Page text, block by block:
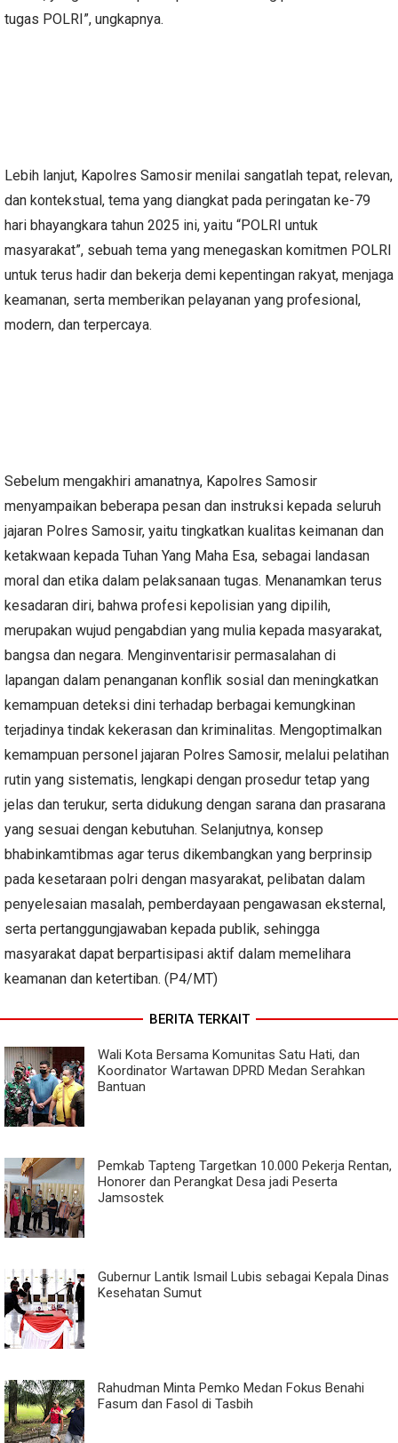
tugas POLRI”, ungkapnya.
Lebih lanjut, Kapolres Samosir menilai sangatlah tepat, relevan,
dan kontekstual, tema yang diangkat pada peringatan ke-79
hari bhayangkara tahun 2025 ini, yaitu “POLRI untuk
masyarakat”, sebuah tema yang menegaskan komitmen POLRI
untuk terus hadir dan bekerja demi kepentingan rakyat, menjaga
keamanan, serta memberikan pelayanan yang profesional,
modern, dan terpercaya.
Sebelum mengakhiri amanatnya, Kapolres Samosir
menyampaikan beberapa pesan dan instruksi kepada seluruh
jajaran Polres Samosir, yaitu tingkatkan kualitas keimanan dan
ketakwaan kepada Tuhan Yang Maha Esa, sebagai landasan
moral dan etika dalam pelaksanaan tugas. Menanamkan terus
kesadaran diri, bahwa profesi kepolisian yang dipilih,
merupakan wujud pengabdian yang mulia kepada masyarakat,
bangsa dan negara. Menginventarisir permasalahan di
lapangan dalam penanganan konflik sosial dan meningkatkan
kemampuan deteksi dini terhadap berbagai kemungkinan
terjadinya tindak kekerasan dan kriminalitas. Mengoptimalkan
kemampuan personel jajaran Polres Samosir, melalui pelatihan
rutin yang sistematis, lengkapi dengan prosedur tetap yang
jelas dan terukur, serta didukung dengan sarana dan prasarana
yang sesuai dengan kebutuhan. Selanjutnya, konsep
bhabinkamtibmas agar terus dikembangkan yang berprinsip
pada kesetaraan polri dengan masyarakat, pelibatan dalam
penyelesaian masalah, pemberdayaan pengawasan eksternal,
serta pertanggungjawaban kepada publik, sehingga
masyarakat dapat berpartisipasi aktif dalam memelihara
keamanan dan ketertiban. (P4/MT)
BERITA TERKAIT
Wali Kota Bersama Komunitas Satu Hati, dan
Koordinator Wartawan DPRD Medan Serahkan
Bantuan
Pemkab Tapteng Targetkan 10.000 Pekerja Rentan,
Honorer dan Perangkat Desa jadi Peserta
Jamsostek
Gubernur Lantik Ismail Lubis sebagai Kepala Dinas
Kesehatan Sumut
Rahudman Minta Pemko Medan Fokus Benahi
Fasum dan Fasol di Tasbih